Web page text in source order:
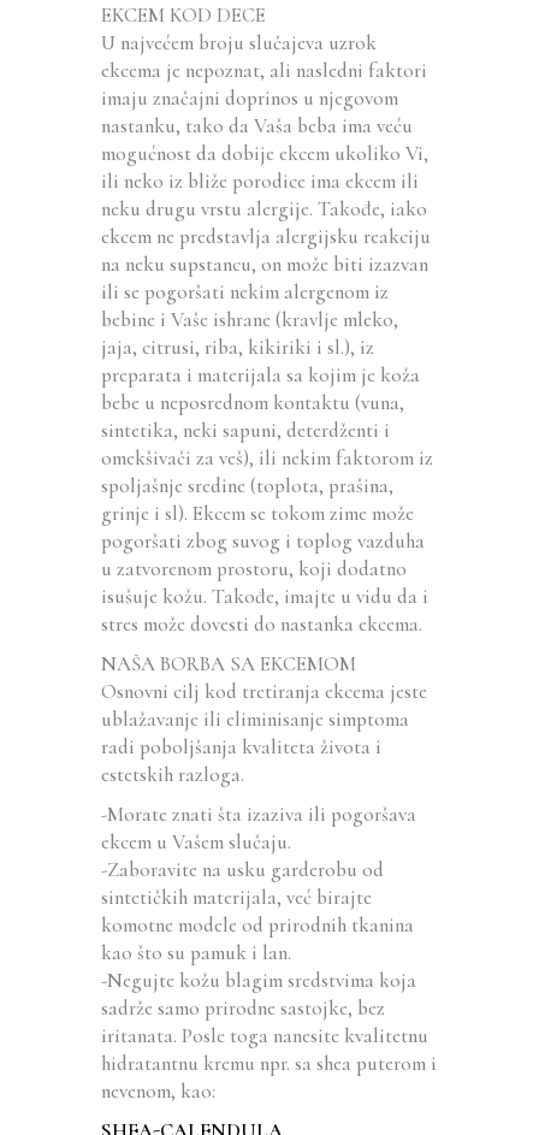
EKCEM KOD DECE
U najvećem broju slučajeva uzrok
ekcema je nepoznat, ali nasledni faktori
imaju značajni doprinos u njegovom
nastanku, tako da Vaša beba ima veću
mogućnost da dobije ekcem ukoliko Vi,
ili neko iz bliže porodice ima ekcem ili
neku drugu vrstu alergije. Takođe, iako
ekcem ne predstavlja alergijsku reakciju
na neku supstancu, on može biti izazvan
ili se pogoršati nekim alergenom iz
bebine i Vaše ishrane (kravlje mleko,
jaja, citrusi, riba, kikiriki i sl.), iz
preparata i materijala sa kojim je koža
bebe u neposrednom kontaktu (vuna,
sintetika, neki sapuni, deterdženti i
omekšivači za veš), ili nekim faktorom iz
spoljašnje sredine (toplota, prašina,
grinje i sl). Ekcem se tokom zime može
pogoršati zbog suvog i toplog vazduha
u zatvorenom prostoru, koji dodatno
isušuje kožu. Takođe, imajte u vidu da i
stres može dovesti do nastanka ekcema.
NAŠA BORBA SA EKCEMOM
Osnovni cilj kod tretiranja ekcema jeste
ublažavanje ili eliminisanje simptoma
radi poboljšanja kvaliteta života i
estetskih razloga.
-Morate znati šta izaziva ili pogoršava
ekcem u Vašem slučaju.
-Zaboravite na usku garderobu od
sintetičkih materijala, već birajte
komotne modele od prirodnih tkanina
kao što su pamuk i lan.
-Negujte kožu blagim sredstvima koja
sadrže samo prirodne sastojke, bez
iritanata. Posle toga nanesite kvalitetnu
hidratantnu kremu npr. sa shea puterom i
nevenom, kao: